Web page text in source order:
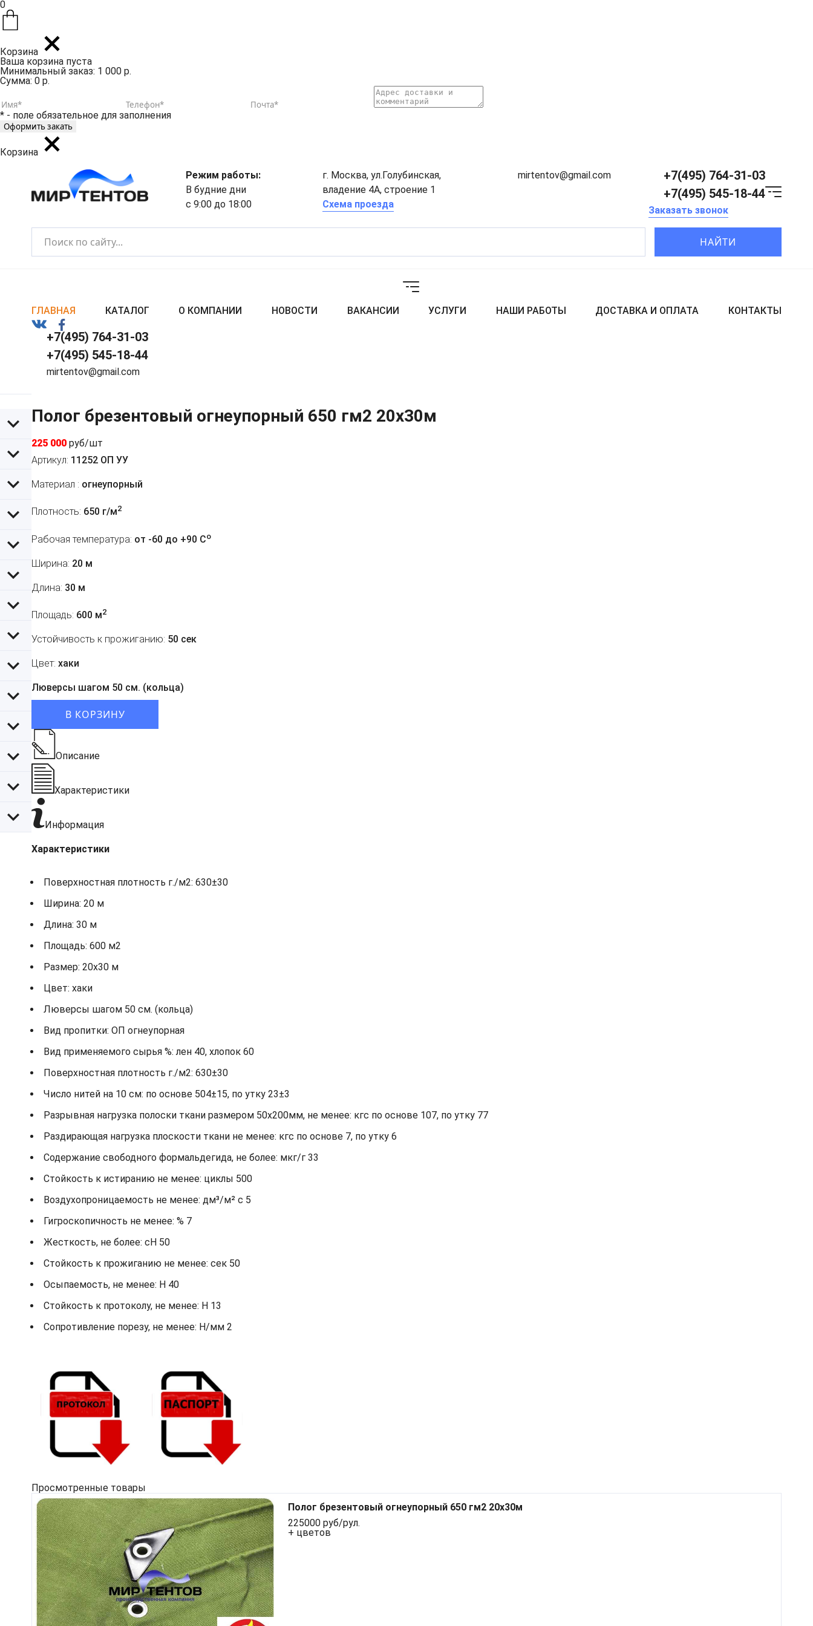
0
Корзина
Ваша корзина пуста
Минимальный заказ: 1 000 р.
Сумма: 0 р.
* - поле обязательное для заполнения
Корзина
Режим работы:
В будние дни
с 9:00 до 18:00
г. Москва, ул.Голубинская,
владение 4А, строение 1
Схема проезда
mirtentov@gmail.com
+7(495) 764-31-03
+7(495) 545-18-44
Заказать звонок
НАЙТИ
ГЛАВНАЯ КАТАЛОГ О КОМПАНИИ НОВОСТИ ВАКАНСИИ УСЛУГИ НАШИ РАБОТЫ ДОСТАВКА И ОПЛАТА КОНТАКТЫ
+7(495) 764-31-03
+7(495) 545-18-44
mirtentov@gmail.com
Полог брезентовый огнеупорный 650 гм2 20x30м
225 000 руб/шт
Артикул: 11252 ОП УУ
Материал : огнеупорный
Плотность: 650 г/м2
Рабочая температура: от -60 до +90 Co
Ширина: 20 м
Длина: 30 м
Площадь: 600 м2
Устойчивость к прожиганию: 50 сек
Цвет: хаки
Люверсы шагом 50 см. (кольца)
В КОРЗИНУ
Описание
Характеристики
Информация
Характеристики
Поверхностная плотность г./м2: 630±30
Ширина: 20 м
Длина: 30 м
Площадь: 600 м2
Размер: 20х30 м
Цвет: хаки
Люверсы шагом 50 см. (кольца)
Вид пропитки: ОП огнеупорная
Вид применяемого сырья %: лен 40, хлопок 60
Поверхностная плотность г./м2: 630±30
Число нитей на 10 см: по основе 504±15, по утку 23±3
Разрывная нагрузка полоски ткани размером 50х200мм, не менее: кгс по основе 107, по утку 77
Раздирающая нагрузка плоскости ткани не менее: кгс по основе 7, по утку 6
Содержание свободного формальдегида, не более: мкг/г 33
Стойкость к истиранию не менее: циклы 500
Воздухопроницаемость не менее: дм³/м² с 5
Гигроскопичность не менее: % 7
Жесткость, не более: cH 50
Стойкость к прожиганию не менее: сек 50
Осыпаемость, не менее: H 40
Стойкость к протоколу, не менее: H 13
Сопротивление порезу, не менее: Н/мм 2
Просмотренные товары
Полог брезентовый огнеупорный 650 гм2 20x30м
225000 руб/рул.
+ цветов